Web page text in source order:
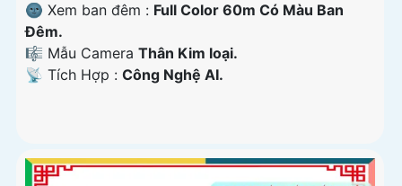
🌚 Xem ban đêm : Full Color 60m Có Màu Ban
Ðêm.
🎼️ Mẫu Camera Thân Kim loại.
️📡 Tích Hợp : Công Nghệ AI.